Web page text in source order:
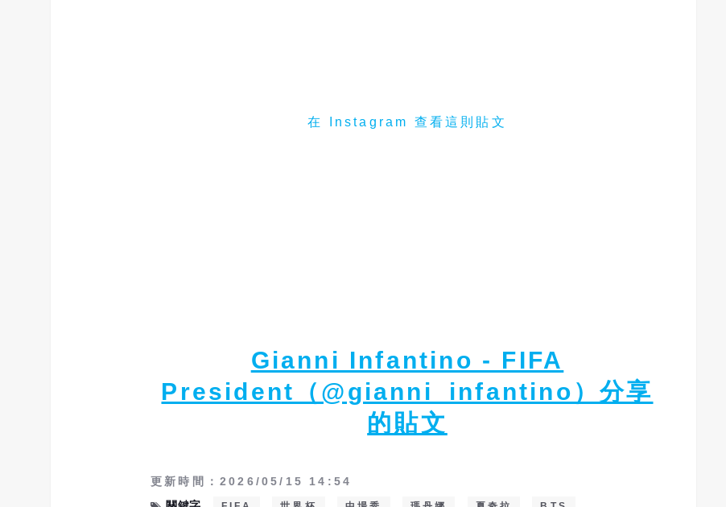
在 Instagram 查看這則貼文
Gianni Infantino - FIFA
President（@gianni_infantino）分享
的貼文
更新時間：2026/05/15 14:54